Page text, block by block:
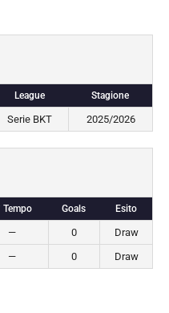
League Stagione
Serie BKT 2025/2026
Tempo Goals Esito
— 0
Draw
— 0 Draw